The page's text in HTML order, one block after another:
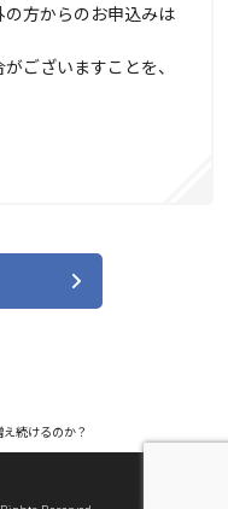
方からのお申込みは
ございますことを、
続けるのか？